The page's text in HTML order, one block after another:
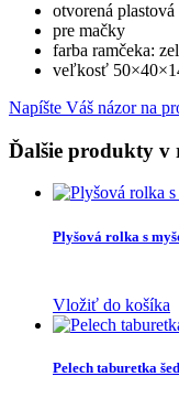
otvorená
pre mačky
farba ramčeka:
veľkosť
Napíšte Váš názor na
Ďalšie produkty v
Plyšová rolka s
Vložiť do košíka
Pelech taburetka